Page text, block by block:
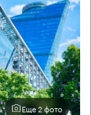
Еще 2 фото